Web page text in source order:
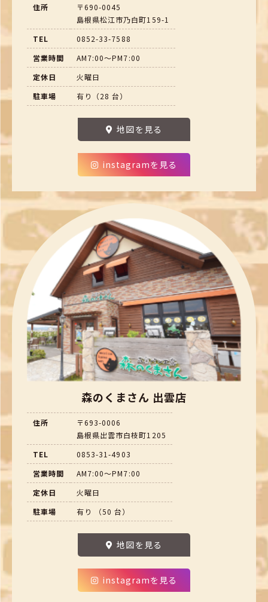
住所
〒690-0045
島根県松江市乃白町159-1
TEL
0852-33-7588
営業時間
AM7:00～PM7:00
定休日
火曜日
駐車場
有り（28 台）
地図を見る
instagramを見る
森のくまさん 出雲店
住所
〒693-0006
島根県出雲市白枝町1205
TEL
0853-31-4903
営業時間
AM7:00～PM7:00
定休日
火曜日
駐車場
有り （50 台）
地図を見る
instagramを見る